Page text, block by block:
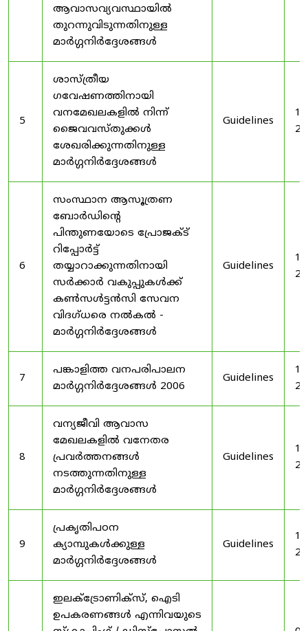
ആവാസവ്യവസ്ഥായിൽ
തുറന്നുവിടുന്നതിനുള്ള
മാർഗ്ഗനിർദ്ദേശങ്ങൾ
5
ശാസ്ത്രീയ
ഗവേഷണത്തിനായി
വനമേഖലകളിൽ നിന്ന്
ജൈവവസ്തുക്കൾ
ശേഖരിക്കുന്നതിനുള്ള
മാർഗ്ഗനിർദ്ദേശങ്ങൾ
Guidelines
6
സംസ്ഥാന ആസൂത്രണ
ബോർഡിൻ്റെ
പിന്തുണയോടെ പ്രോജക്ട്
റിപ്പോർട്ട്
തയ്യാറാക്കുന്നതിനായി
സർക്കാർ വകുപ്പുകൾക്ക്
കൺസൾട്ടൻസി സേവന
വിദഗ്ധരെ നൽകൽ -
മാർഗ്ഗനിർദ്ദേശങ്ങൾ
Guidelines
7
പങ്കാളിത്ത വനപരിപാലന
മാർഗ്ഗനിർദ്ദേശങ്ങൾ 2006
Guidelines
8
വന്യജീവി ആവാസ
മേഖലകളിൽ വനേതര
പ്രവർത്തനങ്ങൾ
നടത്തുന്നതിനുള്ള
മാർഗ്ഗനിർദ്ദേശങ്ങൾ
Guidelines
9
പ്രകൃതിപഠന
ക്യാമ്പുകൾക്കുള്ള
മാർഗ്ഗനിർദ്ദേശങ്ങൾ
Guidelines
ഇലക്‌ട്രോണിക്‌സ്, ഐടി
ഉപകരണങ്ങൾ എന്നിവയുടെ